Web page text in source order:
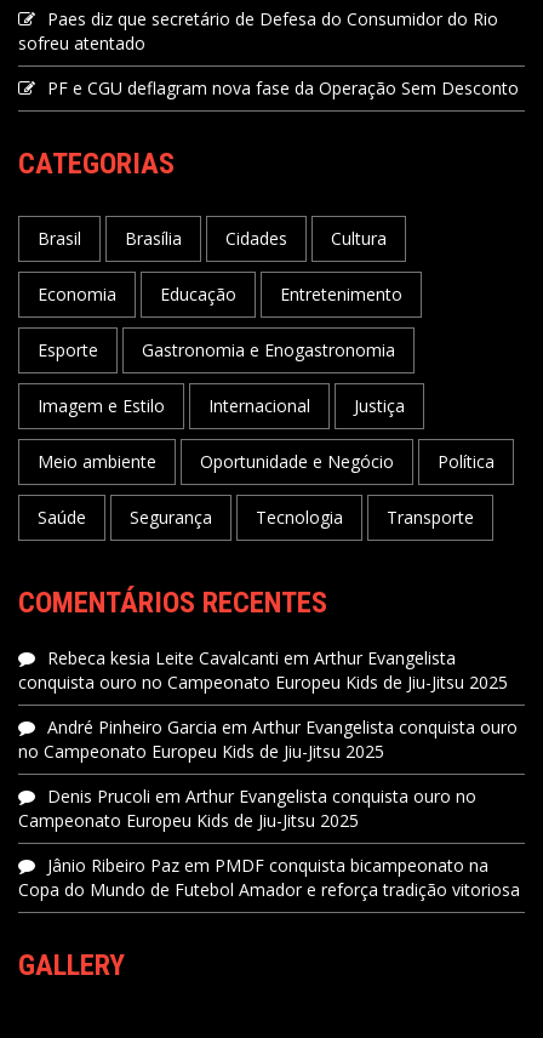
Paes diz que secretário de Defesa do Consumidor do Rio
sofreu atentado
PF e CGU deflagram nova fase da Operação Sem Desconto
CATEGORIAS
Brasil Brasília Cidades Cultura
Economia Educação Entretenimento
Esporte Gastronomia e Enogastronomia
Imagem e Estilo Internacional Justiça
Meio ambiente Oportunidade e Negócio Política
Saúde Segurança Tecnologia Transporte
COMENTÁRIOS RECENTES
Rebeca kesia Leite Cavalcanti em Arthur Evangelista
conquista ouro no Campeonato Europeu Kids de Jiu-Jitsu 2025
André Pinheiro Garcia em Arthur Evangelista conquista ouro
no Campeonato Europeu Kids de Jiu-Jitsu 2025
Denis Prucoli em Arthur Evangelista conquista ouro no
Campeonato Europeu Kids de Jiu-Jitsu 2025
Jânio Ribeiro Paz em PMDF conquista bicampeonato na
Copa do Mundo de Futebol Amador e reforça tradição vitoriosa
GALLERY